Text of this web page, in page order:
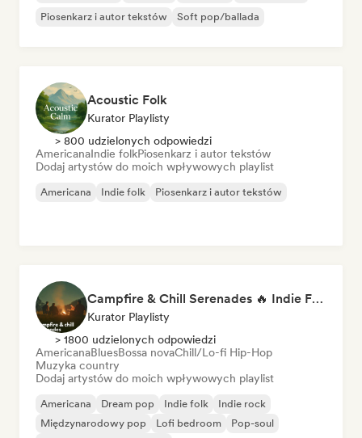
Piosenkarz i autor tekstów
Soft pop/ballada
Acoustic Folk
Kurator Playlisty
> 800 udzielonych odpowiedzi
AmericanaIndie folkPiosenkarz i autor tekstów
Dodaj artystów do moich wpływowych playlist
Americana Indie folk Piosenkarz i autor tekstów
Campfire & Chill Serenades 🔥 Indie Folk, Acoustic & Singer-Songwriter
Kurator Playlisty
> 1800 udzielonych odpowiedzi
AmericanaBluesBossa novaChill/Lo-fi Hip-Hop
Muzyka country
Dodaj artystów do moich wpływowych playlist
Americana Dream pop Indie folk
Indie rock
Międzynarodowy pop
Lofi bedroom
Pop-soul